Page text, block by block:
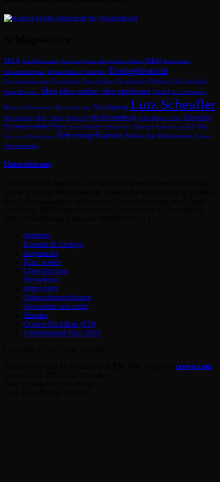
2014 Arnd Kuschmirz Auf den Spuren des Apostels Paulus Bibel Brandmauer
Denkmalstürmerei Digital-Mission Eisenberg Evangelisation
Evangelisationsteam Evangelistik Gerhard Maier Griechenland Hoffnung Hoffnungsland
Horst Marquart idea idea online idea spektrum Israel Israel-Festreise-
Pfingsten Kommentar Kreuz statt quer Kündigung Lutz Scheufler
Markersbach Maß + Mitte Musik-CD sbt Beatenberg Schechinger-Tours Scheufler
Schwarzwälder Bote Sosa Stadthalle Stiftskirche Tübingen Urlaub vom Tod Video
Vorlesung Würdigung Zeltevangelisation Zeltkirche Zeltmission Zelttage
Überlebenstage
Unterstützung
Startseite
Kontakt & Anfrage
Angedacht
Kurz notiert
Unterstützung
Pressefotos
Impressum
Datenschutzerklärung
Newsletter und mehr
Sitemap
Cookie-Richtlinie (EU)
Griechenland-Tour 2026
ceewp.com